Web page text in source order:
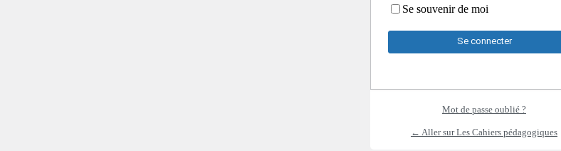
Se souvenir de moi
Mot de passe oublié ?
← Aller sur Les Cahiers pédagogiques